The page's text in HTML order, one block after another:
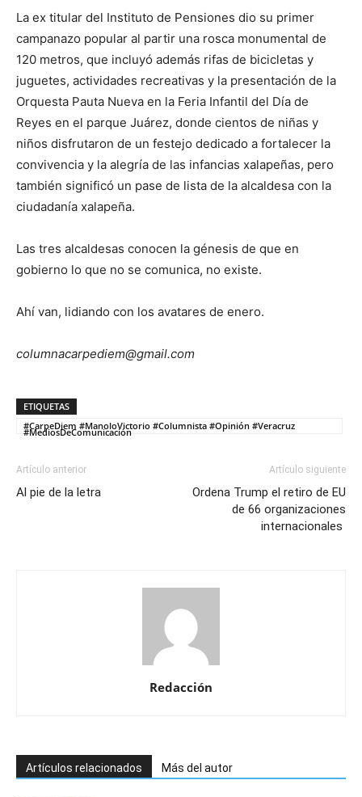
La ex titular del Instituto de Pensiones dio su primer
campanazo popular al partir una rosca monumental de
120 metros, que incluyó además rifas de bicicletas y
juguetes, actividades recreativas y la presentación de la
Orquesta Pauta Nueva en la Feria Infantil del Día de
Reyes en el parque Juárez, donde cientos de niñas y
niños disfrutaron de un festejo dedicado a fortalecer la
convivencia y la alegría de las infancias xalapeñas, pero
también significó un pase de lista de la alcaldesa con la
ciudadanía xalapeña.
Las tres alcaldesas conocen la génesis de que en
gobierno lo que no se comunica, no existe.
Ahí van, lidiando con los avatares de enero.
columnacarpediem@gmail.com
ETIQUETAS
#CarpeDiem #ManoloVictorio #Columnista #Opinión #Veracruz
#MediosDeComunicación
Artículo anterior
Al pie de la letra
Artículo siguiente
Ordena Trump el retiro de EU
de 66 organizaciones
internacionales
Redacción
Artículos relacionados Más del autor